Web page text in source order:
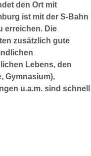
den Ort mit
ist mit der S-Bahn
erreichen. Die
zusätzlich gute
Lebens, den
Gymnasium),
u.a.m. sind schnell